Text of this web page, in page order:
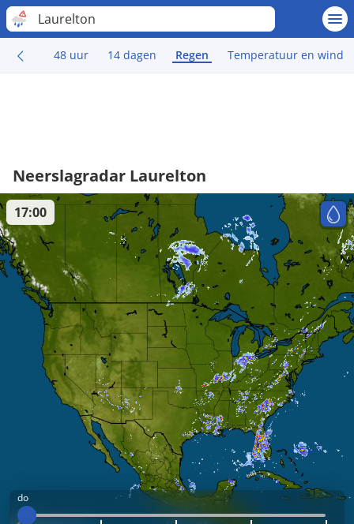
Laurelton
48 uur 14 dagen Regen Temperatuur en wind
Neerslagradar Laurelton
do
17:00